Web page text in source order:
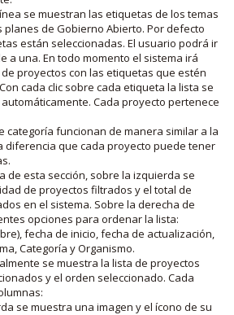
se muestran las etiquetas de los temas
de Gobierno Abierto. Por defecto
están seleccionadas. El usuario podrá ir
a una. En todo momento el sistema irá
proyectos con las etiquetas que estén
cada clic sobre cada etiqueta la lista se
Cada proyecto pertenece
categoría funcionan de manera similar a la
diferencia que cada proyecto puede tener
de esta sección, sobre la izquierda se
de proyectos filtrados y el total de
en el sistema. Sobre la derecha de
opciones para ordenar la lista:
fecha de inicio, fecha de actualización,
Categoría y Organismo.
se muestra la lista de proyectos
y el orden seleccionado. Cada
se muestra una imagen y el ícono de su